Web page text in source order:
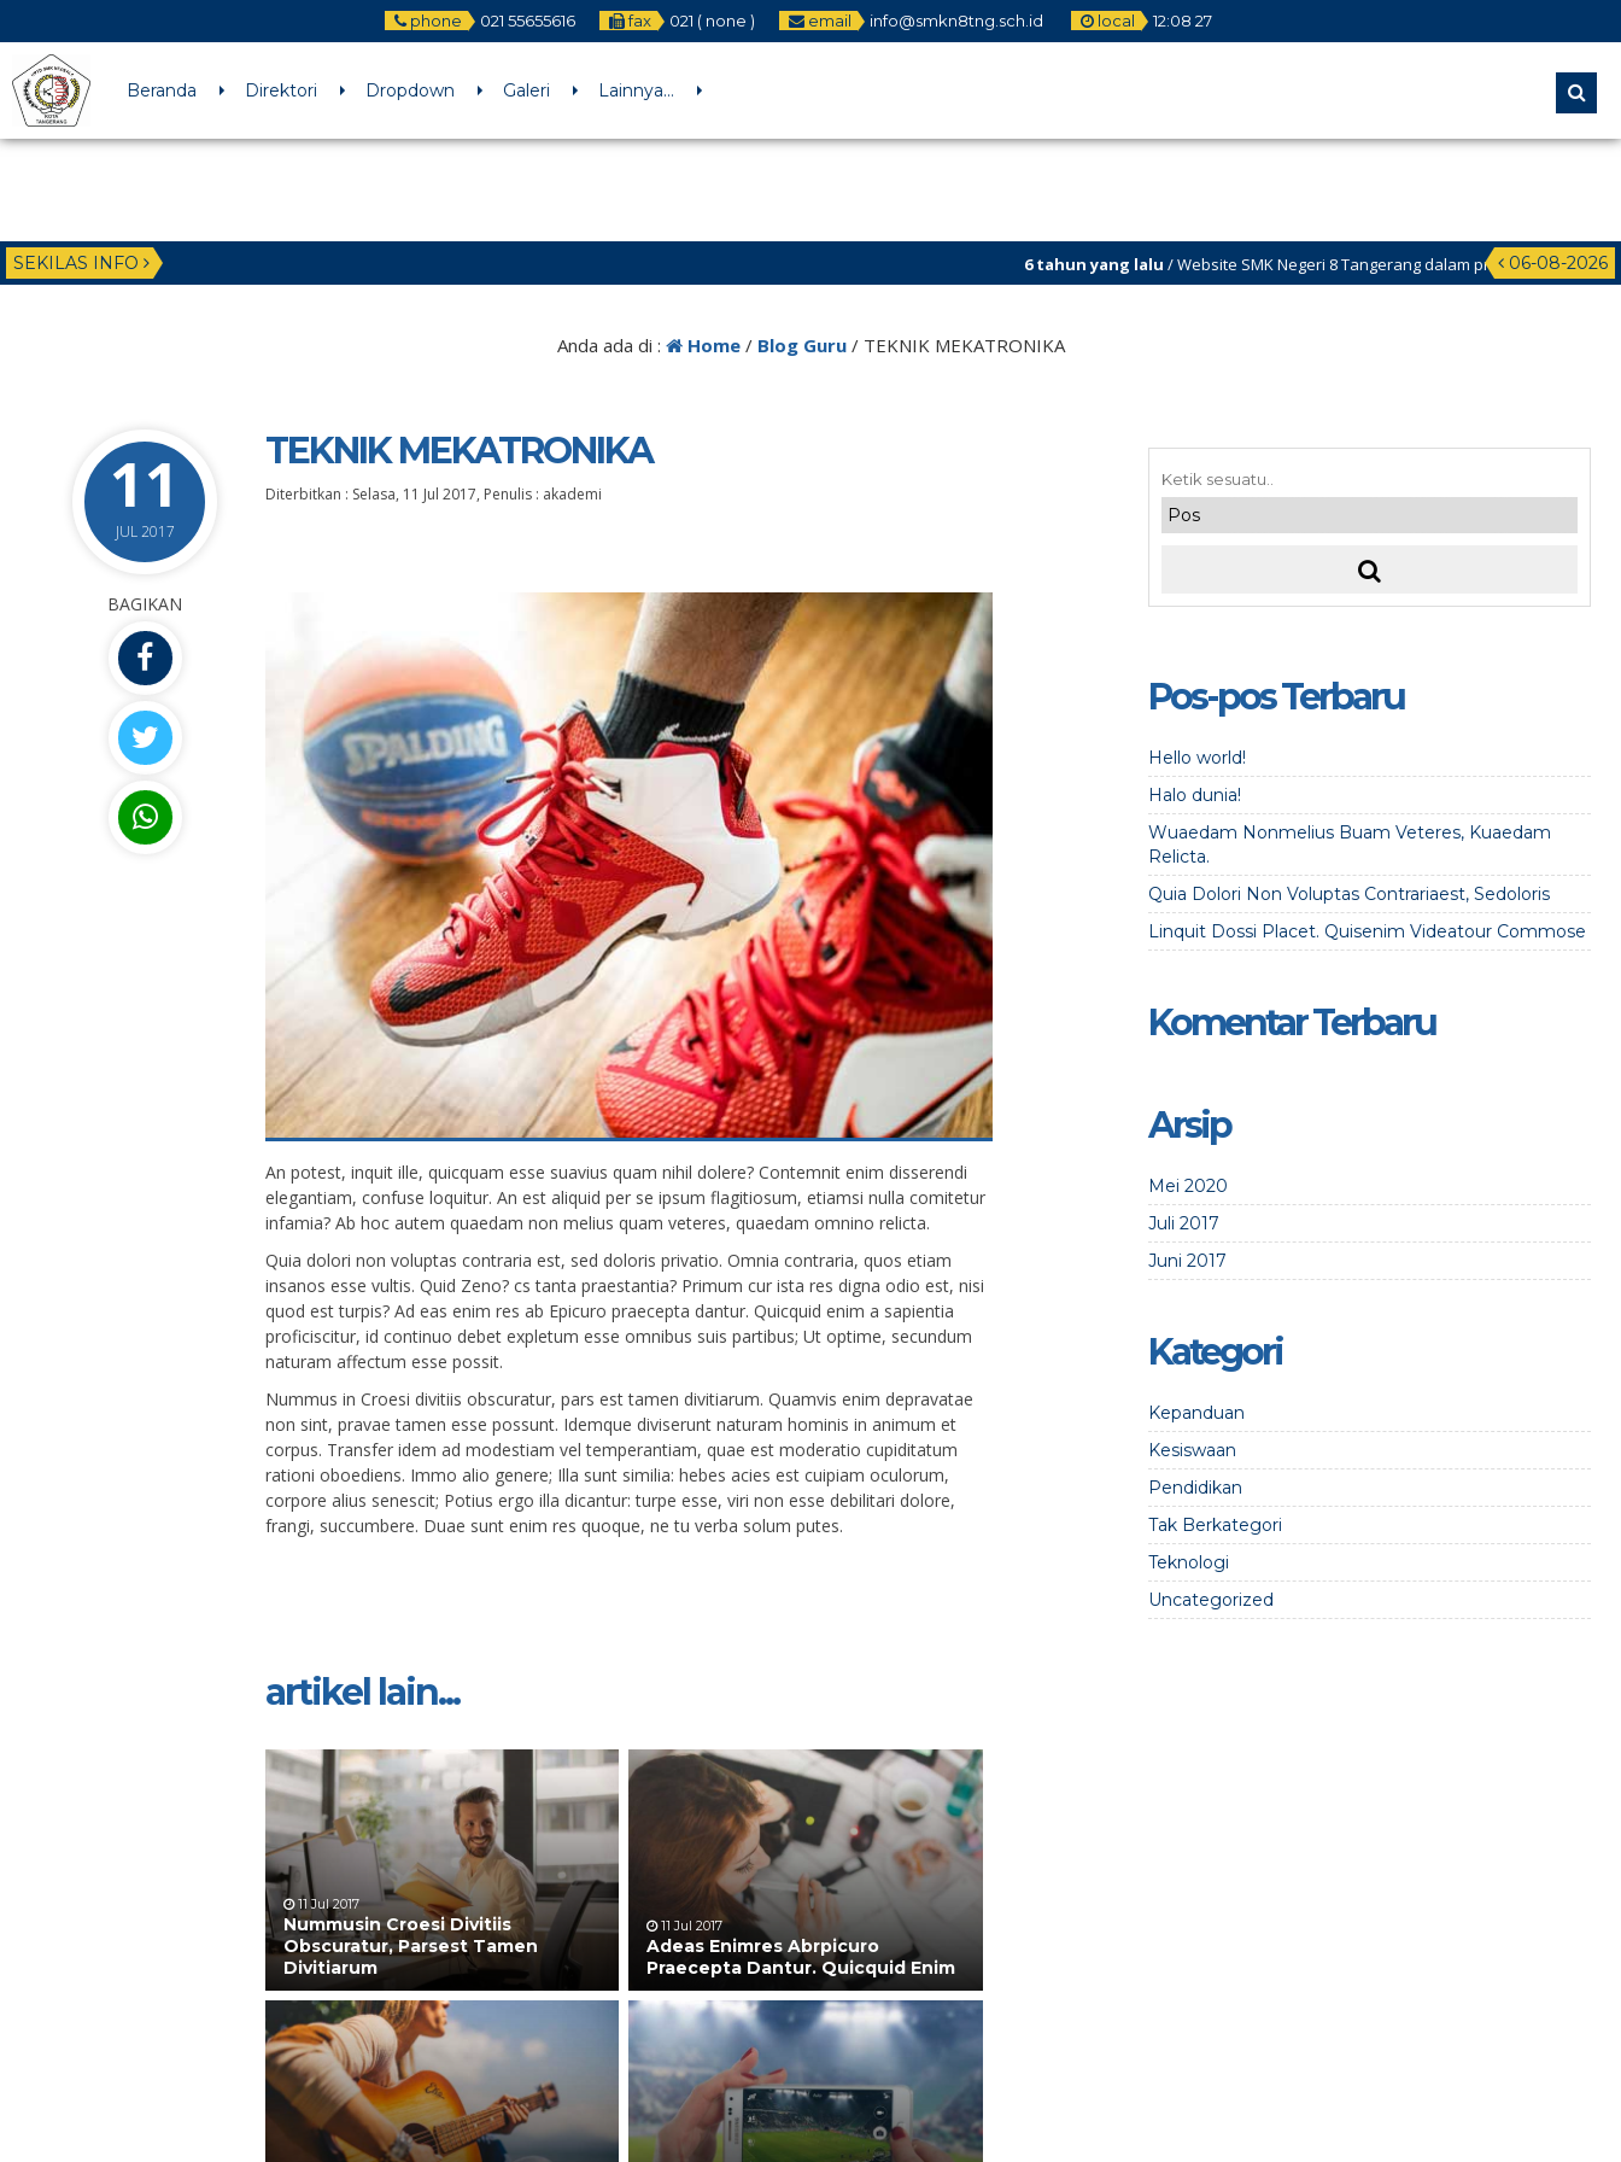
phone 021 55655616 fax 021 ( none ) email info@smkn8tng.sch.id local 12:08 27
Beranda Direktori Dropdown Galeri Lainnya…
SEKILAS INFO 06-08-2026
6 tahun yang lalu/ Website SMK Negeri 8 Tangerang dalam proses update, dengan
Anda ada di : Home/ Blog Guru/ TEKNIK MEKATRONIKA
11
JUL 2017
TEKNIK MEKATRONIKA
Diterbitkan : Selasa, 11 Jul 2017, Penulis : akademi
BAGIKAN
An potest, inquit ille, quicquam esse suavius quam nihil dolere? Contemnit enim disserendi
elegantiam, confuse loquitur. An est aliquid per se ipsum flagitiosum, etiamsi nulla comitetur
infamia? Ab hoc autem quaedam non melius quam veteres, quaedam omnino relicta.
Quia dolori non voluptas contraria est, sed doloris privatio. Omnia contraria, quos etiam
insanos esse vultis. Quid Zeno? cs tanta praestantia? Primum cur ista res digna odio est, nisi
quod est turpis? Ad eas enim res ab Epicuro praecepta dantur. Quicquid enim a sapientia
proficiscitur, id continuo debet expletum esse omnibus suis partibus; Ut optime, secundum
naturam affectum esse possit.
Nummus in Croesi divitiis obscuratur, pars est tamen divitiarum. Quamvis enim depravatae
non sint, pravae tamen esse possunt. Idemque diviserunt naturam hominis in animum et
corpus. Transfer idem ad modestiam vel temperantiam, quae est moderatio cupiditatum
rationi oboediens. Immo alio genere; Illa sunt similia: hebes acies est cuipiam oculorum,
corpore alius senescit; Potius ergo illa dicantur: turpe esse, viri non esse debilitari dolore,
frangi, succumbere. Duae sunt enim res quoque, ne tu verba solum putes.
artikel lain...
11 Jul 2017
Nummusin Croesi Divitiis
Obscuratur, Parsest Tamen
Divitiarum
11 Jul 2017
Adeas Enimres Abrpicuro
Praecepta Dantur. Quicquid Enim
Pos-pos Terbaru
Hello world!
Halo dunia!
Wuaedam Nonmelius Buam Veteres, Kuaedam
Relicta.
Quia Dolori Non Voluptas Contrariaest, Sedoloris
Linquit Dossi Placet. Quisenim Videatour Commose
Komentar Terbaru
Arsip
Mei 2020
Juli 2017
Juni 2017
Kategori
Kepanduan
Kesiswaan
Pendidikan
Tak Berkategori
Teknologi
Uncategorized